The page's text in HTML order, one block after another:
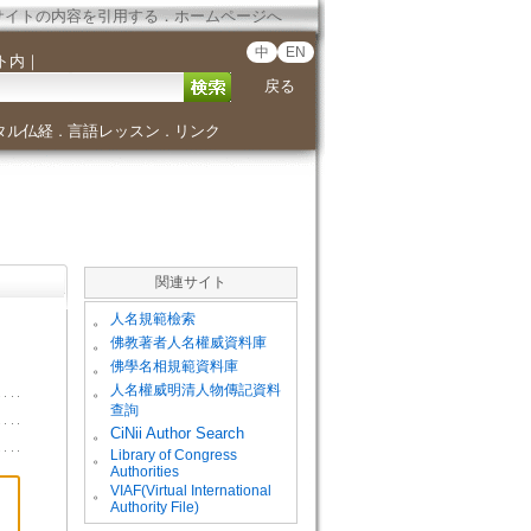
イトの内容を引用する．ホームページへ
内 ｜ 中 EN
戻る
ル仏経． 言語レッスン ． リンク
関連サイト
。 人名規範檢索
。 佛教著者人名權威資料庫
。 佛學名相規範資料庫
。
人名權威明清人物傳記資料
查詢
。
CiNii Author Search
。
Library of Congress
Authorities
。
VIAF(Virtual International
Authority File)